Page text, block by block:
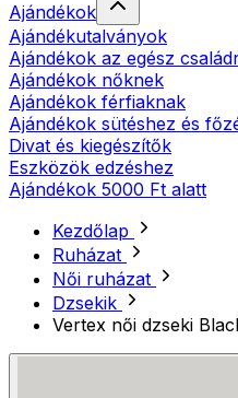
Ajándékok
Ajándékutalványok
Ajándékok az egész
Ajándékok nőknek
Ajándékok férfiaknak
Ajándékok sütéshez és
Divat és kiegészítők
Eszközök edzéshez
Ajándékok 5000 Ft alatt
Kezdőlap
Ruházat
Női ruházat
Dzsekik
Vertex női dzseki